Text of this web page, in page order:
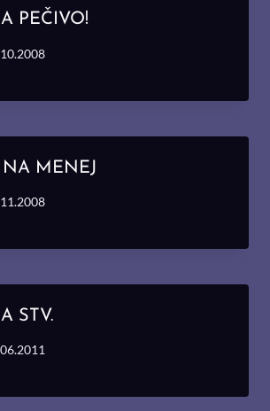
PEČIVO!
MENEJ
STV.